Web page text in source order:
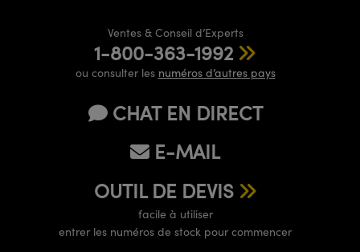
Ventes & Conseil d’Experts
1-800-363-1992
ou consulter les numéros d’autres pays
CHAT EN DIRECT
E-MAIL
OUTIL DE DEVIS
facile à utiliser
entrer les numéros de stock pour commencer